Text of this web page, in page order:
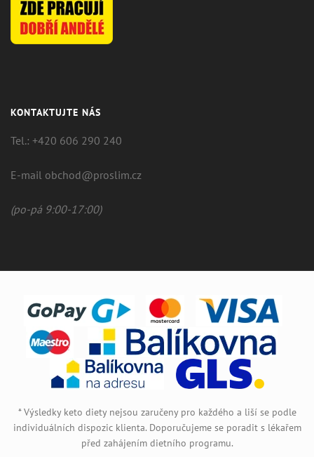
KONTAKTUJTE NÁS
Tel.: +420 606 290 240
E-mail obchod@proslim.cz
(po-pá 9:00-17:00)
* Výsledky keto diety nejsou zaručeny pro každého a liší se podle
individuálních dispozic klienta. Doporučujeme se poradit s lékařem
před zahájením dietního programu.